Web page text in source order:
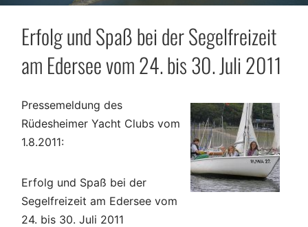
Erfolg und Spaß bei der Segelfreizeit
am Edersee vom 24. bis 30. Juli 2011
Pressemeldung des
Rüdesheimer Yacht Clubs vom
1.8.2011:
Erfolg und Spaß bei der
Segelfreizeit am Edersee vom
24. bis 30. Juli 2011